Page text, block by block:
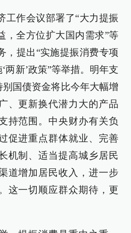
工作会议部署了“大力提振
，全方位扩大国内需求”等
，提出“实施提振消费专项
两新’政策”等举措。明年支
别国债资金将比今年大幅增
、更新换代潜力大的产品
持范围。中央财办有关负
促进重点群体就业、完善
机制、适当提高城乡居民
道增加居民收入，进一步
这一切顺应群众期待，更